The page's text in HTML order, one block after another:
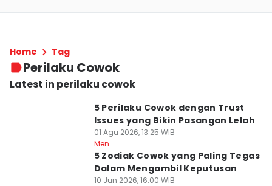
Home Tag
Perilaku Cowok
Latest in perilaku cowok
5 Perilaku Cowok dengan Trust
Issues yang Bikin Pasangan Lelah
01 Agu 2026, 13:25 WIB
Men
5 Zodiak Cowok yang Paling Tegas
Dalam Mengambil Keputusan
10 Jun 2026, 16:00 WIB